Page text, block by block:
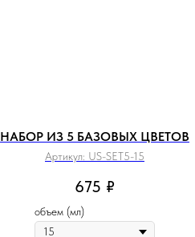
НАБОР ИЗ 5 БАЗОВЫХ ЦВЕТОВ
Артикул: US-SET5-15
675 ₽
объем (мл)